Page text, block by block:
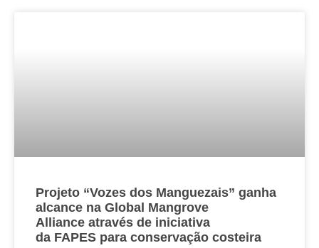
Projeto “Vozes dos Manguezais” ganha
alcance na Global Mangrove
Alliance através de iniciativa
da FAPES para conservação costeira